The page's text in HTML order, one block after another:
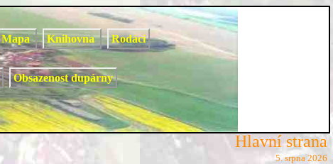
Mapa Knihovna Rodáci
Obsazenost dupárny
Hlavní strana
5. srpna 2026